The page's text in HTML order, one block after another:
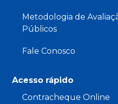
Metodologia de
Públicos
Fale Conosco
Acesso rápido
Contracheque Online